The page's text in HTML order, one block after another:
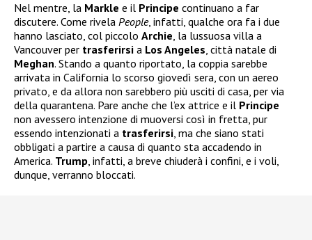
Nel mentre, la Markle e il Principe continuano a far
discutere. Come rivela People, infatti, qualche ora fa i due
hanno lasciato, col piccolo Archie, la lussuosa villa a
Vancouver per trasferirsi a Los Angeles, città natale di
Meghan. Stando a quanto riportato, la coppia sarebbe
arrivata in California lo scorso giovedì sera, con un aereo
privato, e da allora non sarebbero più usciti di casa, per via
della quarantena. Pare anche che l’ex attrice e il Principe
non avessero intenzione di muoversi così in fretta, pur
essendo intenzionati a trasferirsi, ma che siano stati
obbligati a partire a causa di quanto sta accadendo in
America. Trump, infatti, a breve chiuderà i confini, e i voli,
dunque, verranno bloccati.